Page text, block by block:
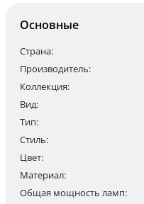
Основные
Страна:
Производитель:
Коллекция:
Вид:
Тип:
Стиль:
Цвет:
Материал:
Общая мощность ламп: